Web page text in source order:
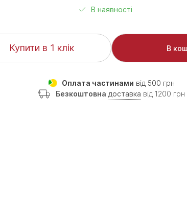
В наявності
Купити в 1 клік В
Оплата частинами від 500 грн
Безкоштовна доставка від 1200 грн